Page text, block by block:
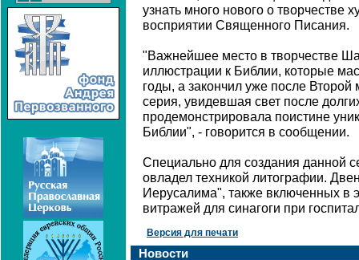
узнать много нового о творчестве
восприятии Священного Писания.
"Важнейшее место в творчестве
иллюстрации к Библии, которые
годы, а закончил уже после
серия, увидевшая свет после
продемонстрировала поистине
Библии", - говорится в сообщении.
Специально для создания данной
овладел техникой литографии.
Иерусалима", также включенных в
витражей для синагоги при
Версия для печати
Новости